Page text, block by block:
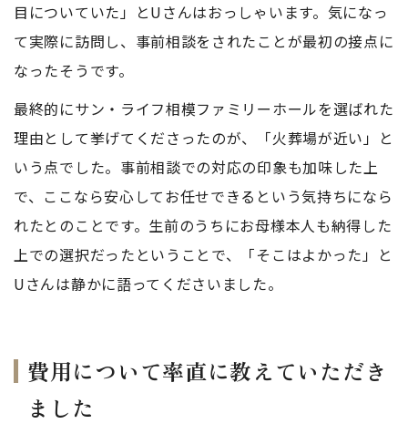
目についていた」とUさんはおっしゃいます。気になっ
て実際に訪問し、事前相談をされたことが最初の接点に
なったそうです。
最終的にサン・ライフ相模ファミリーホールを選ばれた
理由として挙げてくださったのが、「火葬場が近い」と
いう点でした。事前相談での対応の印象も加味した上
で、ここなら安心してお任せできるという気持ちになら
れたとのことです。生前のうちにお母様本人も納得した
上での選択だったということで、「そこはよかった」と
Uさんは静かに語ってくださいました。
費用について率直に教えていただき
ました